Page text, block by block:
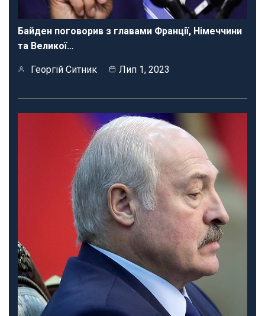
Байден поговорив з главами Франції, Німеччини
та Великої…
Георгій Ситник Лип 1, 2023